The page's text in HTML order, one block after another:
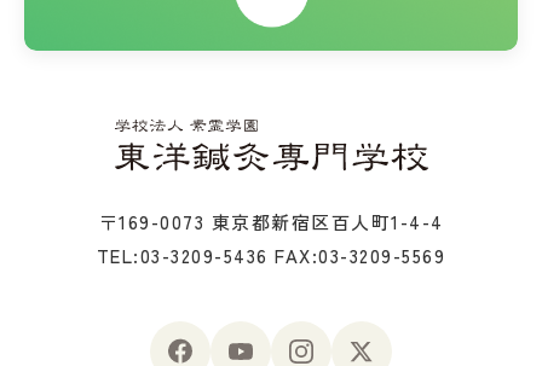
〒169-0073 東京都新宿区百人町1-4-4
TEL:03-3209-5436 FAX:03-3209-5569